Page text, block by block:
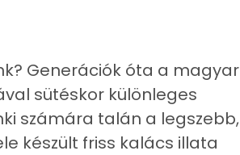
Generációk óta a magyar
sütéskor különleges
számára talán a legszebb,
készült friss kalács illata